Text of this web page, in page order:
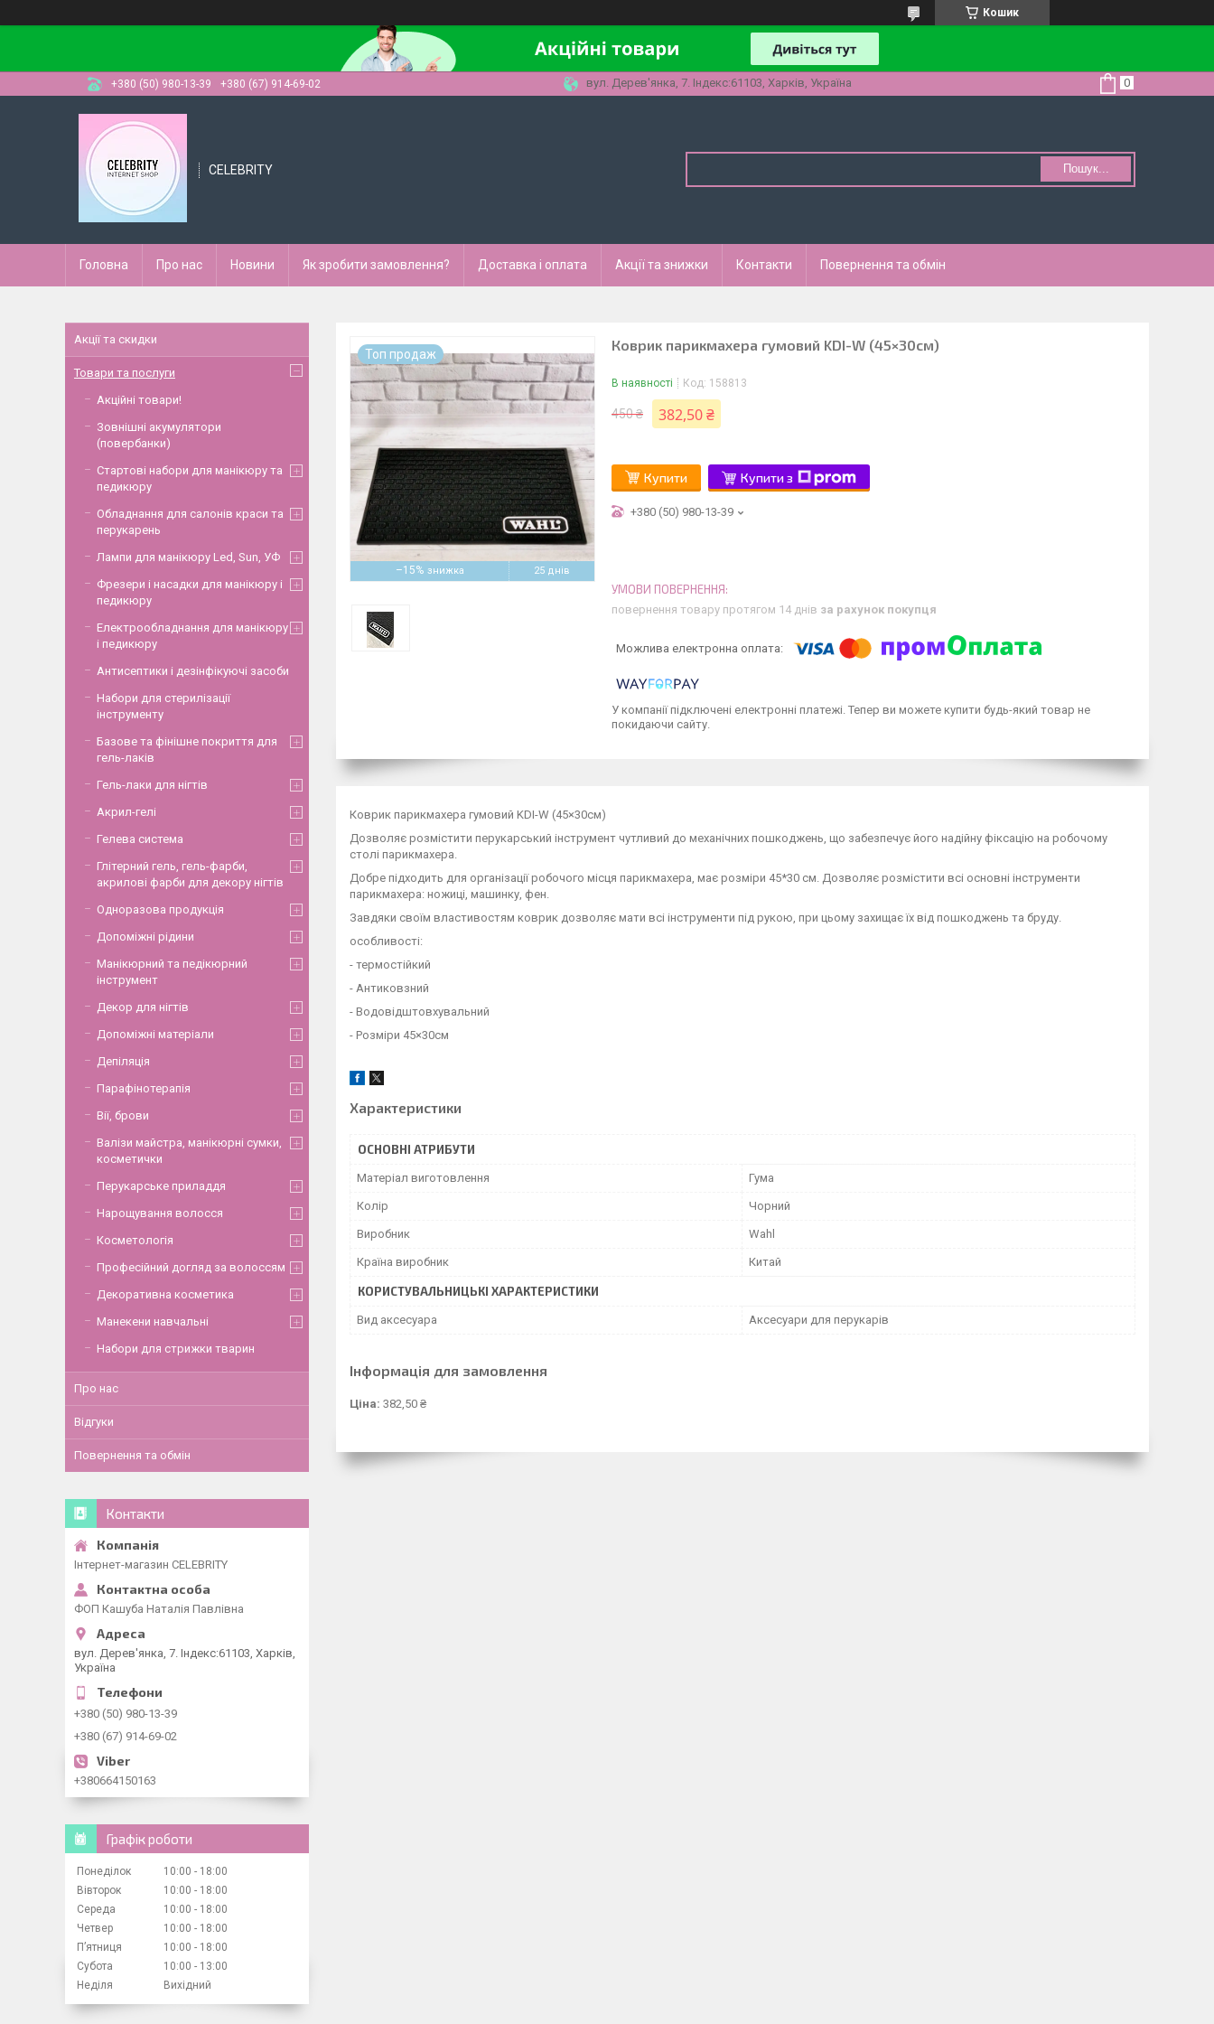
Кошик
+380 (50) 980-13-39 +380 (67) 914-69-02 вул. Дерев'янка, 7. Індекс:61103, Харків, Україна
CELEBRITY Пошук...
Головна Про нас Новини Як зробити замовлення? Доставка і оплата Акції та знижки Контакти Повернення та обмін
–15% 25 днів
Топ продаж
Коврик парикмахера гумовий KDI-W (45×30см)
В наявності Код: 158813
450 ₴ 382,50 ₴
Купити Купити з
+380 (50) 980-13-39
повернення товару протягом 14 днів за рахунок покупця
У компанії підключені електронні платежі. Тепер ви можете купити будь-який товар не
покидаючи сайту.
Коврик парикмахера гумовий KDI-W (45×30см)
Дозволяє розмістити перукарський інструмент чутливий до механічних пошкоджень, що забезпечує його надійну фіксацію на робочому
столі парикмахера.
Добре підходить для організації робочого місця парикмахера, має розміри 45*30 см. Дозволяє розмістити всі основні інструменти
парикмахера: ножиці, машинку, фен.
Завдяки своїм властивостям коврик дозволяє мати всі інструменти під рукою, при цьому захищає їх від пошкоджень та бруду.
особливості:
- термостійкий
- Антиковзний
- Водовідштовхувальний
- Розміри 45×30см
Характеристики
ОСНОВНІ АТРИБУТИ
Матеріал виготовлення Гума
Колір Чорний
Виробник Wahl
Країна виробник Китай
КОРИСТУВАЛЬНИЦЬКІ ХАРАКТЕРИСТИКИ
Вид аксесуара Аксесуари для перукарів
Інформація для замовлення
Ціна: 382,50 ₴
Акції та скидки
Товари та послуги
Акційні товари!
Зовнішні акумулятори
(повербанки)
Стартові набори для манікюру та
педикюру
Обладнання для салонів краси та
перукарень
Лампи для манікюру Led, Sun, УФ
Фрезери і насадки для манікюру і
педикюру
Електрообладнання для манікюру
і педикюру
Антисептики і дезінфікуючі засоби
Набори для стерилізації
інструменту
Базове та фінішне покриття для
гель-лаків
Гель-лаки для нігтів
Акрил-гелі
Гелева система
Глітерний гель, гель-фарби,
акрилові фарби для декору нігтів
Одноразова продукція
Допоміжні рідини
Манікюрний та педікюрний
інструмент
Декор для нігтів
Допоміжні матеріали
Депіляція
Парафінотерапія
Вії, брови
Валізи майстра, манікюрні сумки,
косметички
Перукарське приладдя
Нарощування волосся
Косметологія
Професійний догляд за волоссям
Декоративна косметика
Манекени навчальні
Набори для стрижки тварин
Про нас
Відгуки
Повернення та обмін
Контакти
Інтернет-магазин CELEBRITY
ФОП Кашуба Наталія Павлівна
вул. Дерев'янка, 7. Індекс:61103, Харків,
Україна
+380 (50) 980-13-39
+380 (67) 914-69-02
+380664150163
Графік роботи
Понеділок 10:00
18:00
Вівторок
10:00
18:00
Середа
10:00
18:00
Четвер
10:00
18:00
Пʼятниця
10:00
18:00
Субота
10:00
13:00
Неділя
Вихідний